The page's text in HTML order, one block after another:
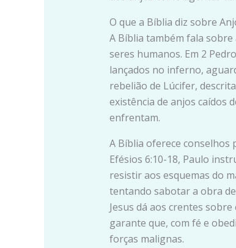
O que a Bíblia diz sobre
A Bíblia também fala
seres humanos. Em 2
lançados no inferno,
rebelião de Lúcifer,
existência de anjos caídos
enfrentam.
A Bíblia oferece conselhos
Efésios 6:10-18, Paulo
resistir aos esquemas do
tentando sabotar a obra
Jesus dá aos crentes
garante que, com fé e
forças malignas.